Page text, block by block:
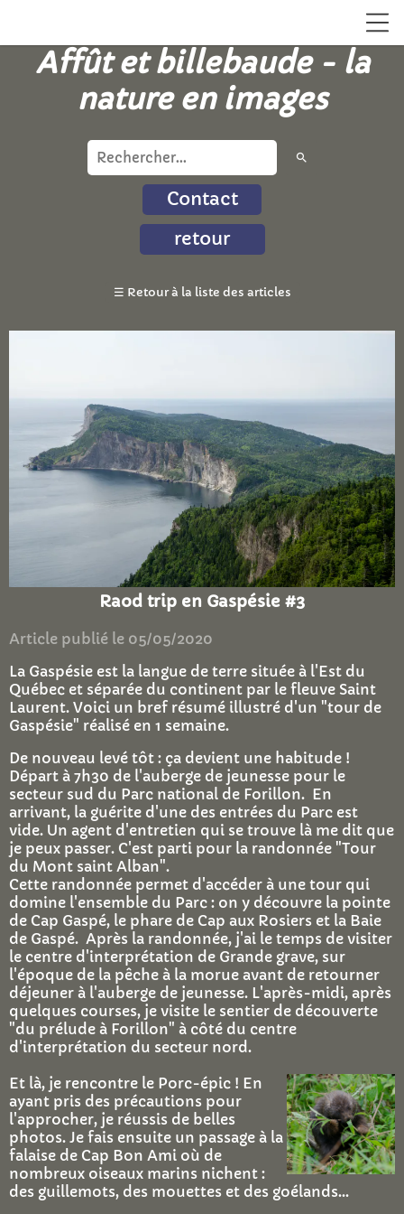
Affût et billebaude - la
nature en images
search
Contact
retour
☰ Retour à la liste des articles
Raod trip en Gaspésie #3
Article publié le 05/05/2020
La Gaspésie est la langue de terre située à l'Est du
Québec et séparée du continent par le fleuve Saint
Laurent. Voici un bref résumé illustré d'un "tour de
Gaspésie" réalisé en 1 semaine.
De nouveau levé tôt : ça devient une habitude !
Départ à 7h30 de l'auberge de jeunesse pour le
secteur sud du Parc national de Forillon. En
arrivant, la guérite d'une des entrées du Parc est
vide. Un agent d'entretien qui se trouve là me dit que
je peux passer. C'est parti pour la randonnée "Tour
du Mont saint Alban".
Cette randonnée permet d'accéder à une tour qui
domine l'ensemble du Parc : on y découvre la pointe
de Cap Gaspé, le phare de Cap aux Rosiers et la Baie
de Gaspé. Après la randonnée, j'ai le temps de visiter
le centre d'interprétation de Grande grave, sur
l'époque de la pêche à la morue avant de retourner
déjeuner à l'auberge de jeunesse. L'après-midi, après
quelques courses, je visite le sentier de découverte
"du prélude à Forillon" à côté du centre
d'interprétation du secteur nord.
Et là, je rencontre le Porc-épic ! En
ayant pris des précautions pour
l'approcher, je réussis de belles
photos. Je fais ensuite un passage à la
falaise de Cap Bon Ami où de
nombreux oiseaux marins nichent :
des guillemots, des mouettes et des goélands...